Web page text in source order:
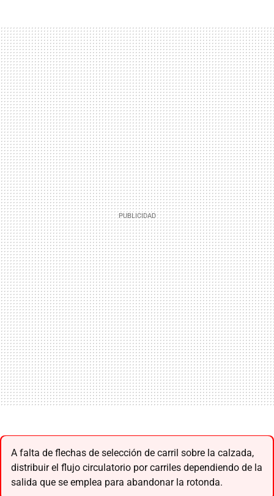
A falta de flechas de selección de carril sobre la calzada,
distribuir el flujo circulatorio por carriles dependiendo de la
salida que se emplea para abandonar la rotonda.